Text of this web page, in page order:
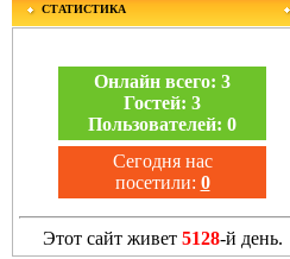
СТАТИСТИКА
Онлайн всего: 3
Гостей: 3
Пользователей: 0
Сегодня нас
посетили: 0
Этот сайт живет 5128-й день.